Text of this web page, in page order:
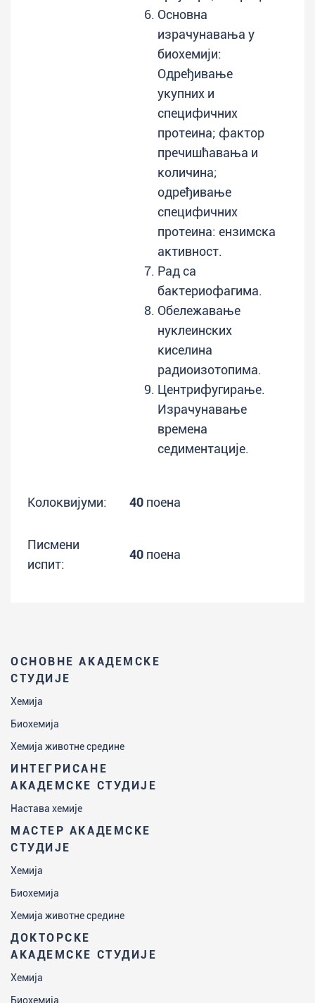
ОСНОВНЕ АКАДЕМСКЕ
СТУДИЈЕ
Хемија
Биохемија
Хемија животне средине
ИНТЕГРИСАНЕ
АКАДЕМСКЕ СТУДИЈЕ
Настава хемије
МАСТЕР АКАДЕМСКЕ
СТУДИЈЕ
Хемија
Биохемија
Хемија животне средине
ДОКТОРСКЕ
АКАДЕМСКЕ СТУДИЈЕ
Хемија
Биохемија
Основна
израчунавања у
биохемији:
Одређивање
укупних и
специфичних
протеина; фактор
пречишћавања и
количина;
одређивање
специфичних
протеина: ензимска
активност.
Рад са
бактериофагима.
Обележавање
нуклеинских
киселина
радиоизотопима.
Центрифугирање.
Израчунавање
времена
седиментације.
Колоквијуми: 40 поена
Писмени
испит:
40 поена